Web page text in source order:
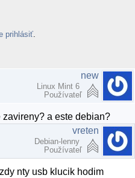
prihlásiť
new
Linux Mint 6
Používateľ
a este debian?
vreten
Debian-lenny
Používateľ
nty usb klucik hodim